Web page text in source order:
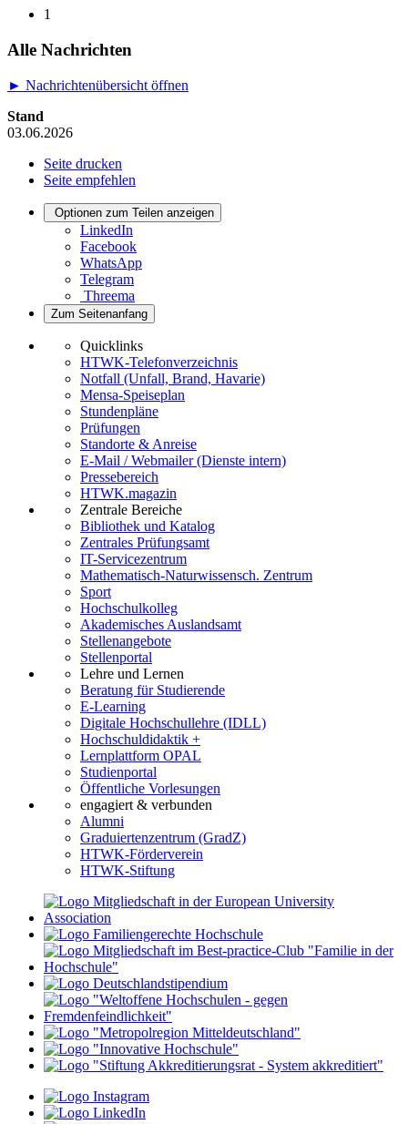
1
Alle Nachrichten
► Nachrichtenübersicht öffnen
Stand
03.06.2026
Seite drucken
Seite empfehlen
Optionen zum Teilen anzeigen
LinkedIn
Facebook
WhatsApp
Telegram
Threema
Zum Seitenanfang
Quicklinks
HTWK-Telefonverzeichnis
Notfall (Unfall, Brand, Havarie)
Mensa-Speiseplan
Stundenpläne
Prüfungen
Standorte & Anreise
E-Mail / Webmailer (Dienste intern)
Pressebereich
HTWK.magazin
Zentrale Bereiche
Bibliothek und Katalog
Zentrales Prüfungsamt
IT-Servicezentrum
Mathematisch-Naturwissensch. Zentrum
Sport
Hochschulkolleg
Akademisches Auslandsamt
Stellenangebote
Stellenportal
Lehre und Lernen
Beratung für Studierende
E-Learning
Digitale Hochschullehre (IDLL)
Hochschuldidaktik +
Lernplattform OPAL
Studienportal
Öffentliche Vorlesungen
engagiert & verbunden
Alumni
Graduiertenzentrum (GradZ)
HTWK-Förderverein
HTWK-Stiftung